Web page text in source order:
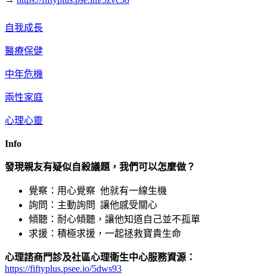
自我成長
醫療保健
中年危機
兩性家庭
心理心靈
Info
發現親友有疑似自殺議題，我們可以怎麼做？
覺察：用心覺察 他就有一線生機
詢問：主動詢問 讓他感受關心
傾聽：耐心傾聽，讓他知道自己並不孤單
求援：積極求援，一起拯救寶貴生命
心理諮商門診及社區心理衛生中心服務資源：
https://fiftyplus.psee.io/5dws93